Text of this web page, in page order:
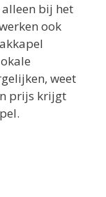
bij het
ook
weet
prijs krijgt